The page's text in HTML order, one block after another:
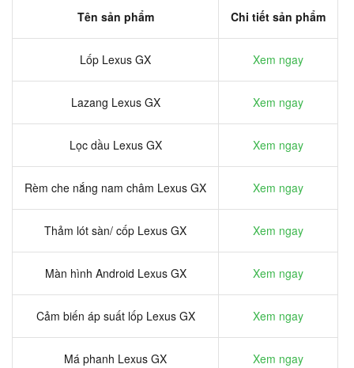
Tên sản phẩm Chi tiết sản phẩm
Lốp Lexus GX Xem ngay
Lazang Lexus GX Xem ngay
Lọc dầu Lexus GX Xem ngay
Rèm che nắng nam châm Lexus GX Xem ngay
Thảm lót sàn/ cốp Lexus GX Xem ngay
Màn hình Android Lexus GX Xem ngay
Cảm biến áp suất lốp Lexus GX Xem ngay
Má phanh Lexus GX Xem ngay